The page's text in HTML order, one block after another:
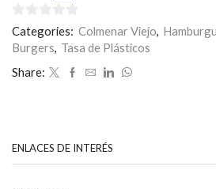
0
de
Categories: Colmenar Viejo,
Burgers, Tasa de Plásticos
Share:
ENLACES DE INTERÉS